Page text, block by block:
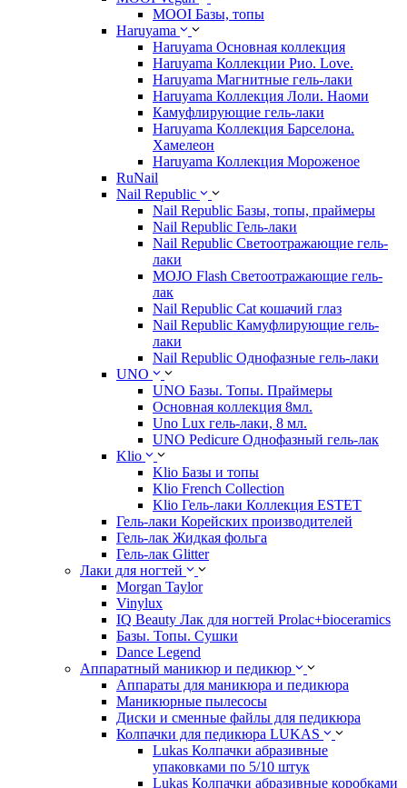
MOOI Базы, топы
Haruyama
Haruyama Основная коллекция
Haruyama Коллекции Рио. Love.
Haruyama Магнитные гель-лаки
Haruyama Коллекция Лоли. Наоми
Камуфлирующие гель-лаки
Haruyama Коллекция Барселона.
Хамелеон
Haruyama Коллекция Мороженое
RuNail
Nail Republic
Nail Republic Базы, топы, праймеры
Nail Republic Гель-лаки
Nail Republic Светоотражающие гель-
лаки
MOJO Flash Светоотражающие гель-
лак
Nail Republic Cat кошачий глаз
Nail Republic Камуфлирующие гель-
лаки
Nail Republic Однофазные гель-лаки
UNO
UNO Базы. Топы. Праймеры
Основная коллекция 8мл.
Uno Lux гель-лаки, 8 мл.
UNO Pedicure Однофазный гель-лак
Klio
Klio Базы и топы
Klio French Collection
Klio Гель-лаки Коллекция ESTET
Гель-лаки Корейских производителей
Гель-лак Жидкая фольга
Гель-лак Glitter
Лаки для ногтей
Morgan Taylor
Vinylux
IQ Beauty Лак для ногтей Prolac+bioceramics
Базы. Топы. Сушки
Dance Legend
Аппаратный маникюр и педикюр
Аппараты для маникюра и педикюра
Маникюрные пылесосы
Диски и сменные файлы для педикюра
Колпачки для педикюра LUKAS
Lukas Колпачки абразивные
упаковками по 5/10 штук
Lukas Колпачки абразивные коробками